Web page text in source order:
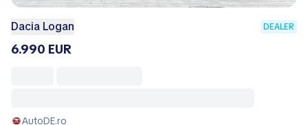
Dacia Logan DEALER
6.990 EUR
AutoDE.ro